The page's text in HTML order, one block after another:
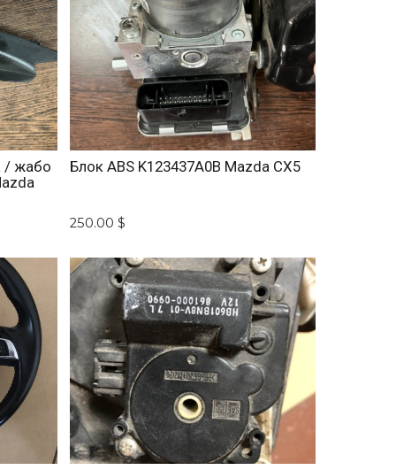
/ жабо
Блок ABS K123437A0B Mazda CX5
250.00 $